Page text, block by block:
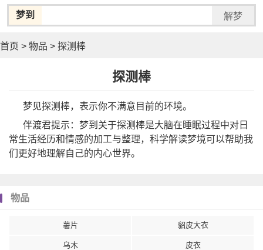
梦到 解梦
首页 > 物品 > 探测棒
探测棒
梦见探测棒，表示你不满意目前的环境。
伴渡君提示：梦到关于探测棒是大脑在睡眠过程中对日
常生活经历和情感的加工与整理，科学解读梦境可以帮助我
们更好地理解自己的内心世界。
物品
薯片 貂皮大衣
乌木 皮衣